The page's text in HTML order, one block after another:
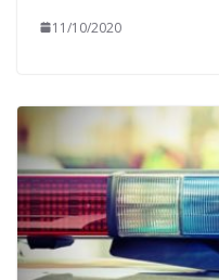
11/10/2020